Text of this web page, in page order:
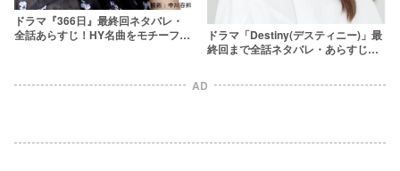
ドラマ『366日』最終回ネタバレ・
全話あらすじ！HY名曲をモチーフに
ドラマ「Destiny(デスティニー)」最
終回まで全話ネタバレ・あらすじ更
AD